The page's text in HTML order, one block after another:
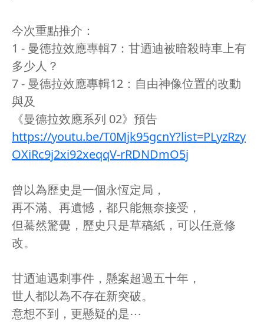
今次重點推介：
1 - 曼德拉效應專輯7：甘迺迪被暗殺時車上有
多少人？
7 - 曼德拉效應專輯12：自由神像位置的改動
與及
《曼德拉效應系列 02》預告
https://youtu.be/T0Mjk95gcnY?list=PLyzRzy
OXiRc9j2xi92xeqqV-rRDNDmO5j
曾以為歷史是一個永恆定局，
再不滿、再遺憾，都只能無奈接受，
但驀然驚覺，歷史只是草稿紙，可以任意修
改。
甘迺迪遇刺事件，懸案超過五十年，
世人都以為不存在新突破。
意想不到，更懸疑的是⋯